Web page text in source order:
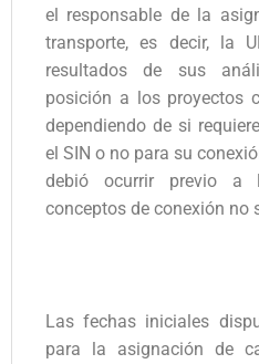
el responsable de la
transporte, es decir, la
resultados de sus
posición a los proyectos
dependiendo de si
el SIN o no para su
debió ocurrir previo a
conceptos de conexión no
Las fechas iniciales
para la asignación de